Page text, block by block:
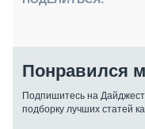
Понравился
Подпишитесь на Дайджест
подборку лучших статей